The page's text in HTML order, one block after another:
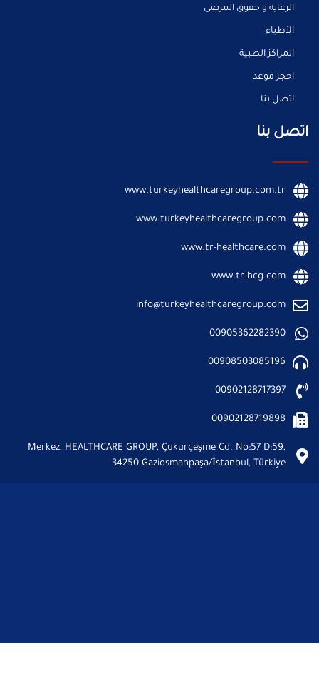
الرعاية و حقوق المرضى
الأطباء
المراكز الطبية
احجز موعد
اتصل بنا
اتصل بنا
www.turkeyhealthcaregroup.com.tr
www.turkeyhealthcaregroup.com
www.tr-healthcare.com
www.tr-hcg.com
info@turkeyhealthcaregroup.com
00905362282390
00908503085196
00902128717397
00902128719898
Merkez, HEALTHCARE GROUP, Çukurçeşme Cd. No:57 D:59,
34250 Gaziosmanpaşa/İstanbul, Türkiye